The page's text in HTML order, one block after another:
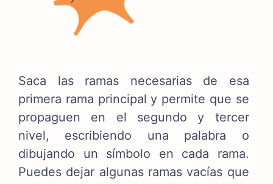
Saca las ramas necesarias de esa
primera rama principal y permite que se
propaguen en el segundo y tercer
nivel, escribiendo una palabra o
dibujando un símbolo en cada rama.
Puedes dejar algunas ramas vacías que